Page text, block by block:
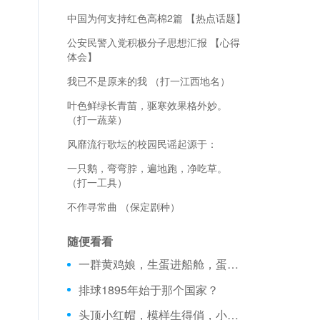
中国为何支持红色高棉2篇 【热点话题】
公安民警入党积极分子思想汇报 【心得
体会】
我已不是原来的我 （打一江西地名）
叶色鲜绿长青苗，驱寒效果格外妙。
（打一蔬菜）
风靡流行歌坛的校园民谣起源于：
一只鹅，弯弯脖，遍地跑，净吃草。
（打一工具）
不作寻常曲 （保定剧种）
随便看看
一群黄鸡娘，生蛋进船舱，蛋儿一声响，个个大过娘。 （打一食品）
排球1895年始于那个国家？
头顶小红帽，模样生得俏，小巧弯弯嘴，最爱学人叫。 （打一动物）